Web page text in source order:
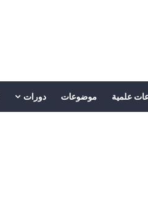
الخامس – المول
علمية موضوعات دورات